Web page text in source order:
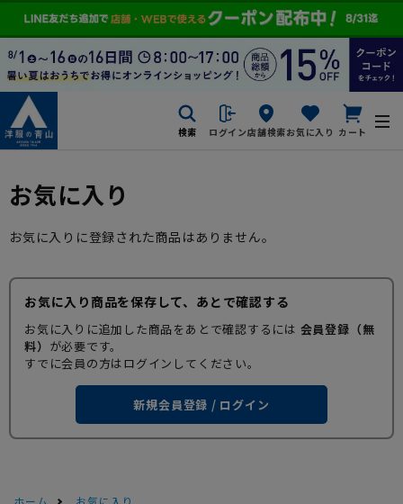
検索 ログイン店舗検索お気に入り カート
お気に入り
お気に入りに登録された商品はありません。
お気に入り商品を保存して、あとで確認する
お気に入りに追加した商品をあとで確認するには 会員登録（無
料） が必要です。
すでに会員の方はログインしてください。
新規会員登録 / ログイン
ホーム お気に入り